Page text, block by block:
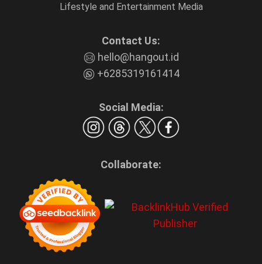
Lifestyle and Entertainment Media
Contact Us:
hello@hangout.id
+6285319161414
Social Media:
Collaborate: